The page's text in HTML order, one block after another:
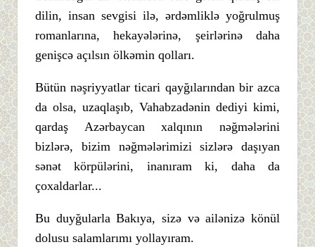
dilin, insan sevgisi ilə, ərdəmliklə yoğrulmuş
romanlarına, hekayələrinə, şeirlərinə daha
genişcə açılsın ölkəmin qolları.
Bütün nəşriyyatlar ticari qayğılarından bir azca
da olsa, uzaqlaşıb, Vahabzadənin dediyi kimi,
qardaş Azərbaycan xalqının nəğmələrini
bizlərə, bizim nəğmələrimizi sizlərə daşıyan
sənət körpülərini, inanıram ki, daha da
çoxaldarlar...
Bu duyğularla Bakıya, sizə və ailənizə könül
dolusu salamlarımı yollayıram.